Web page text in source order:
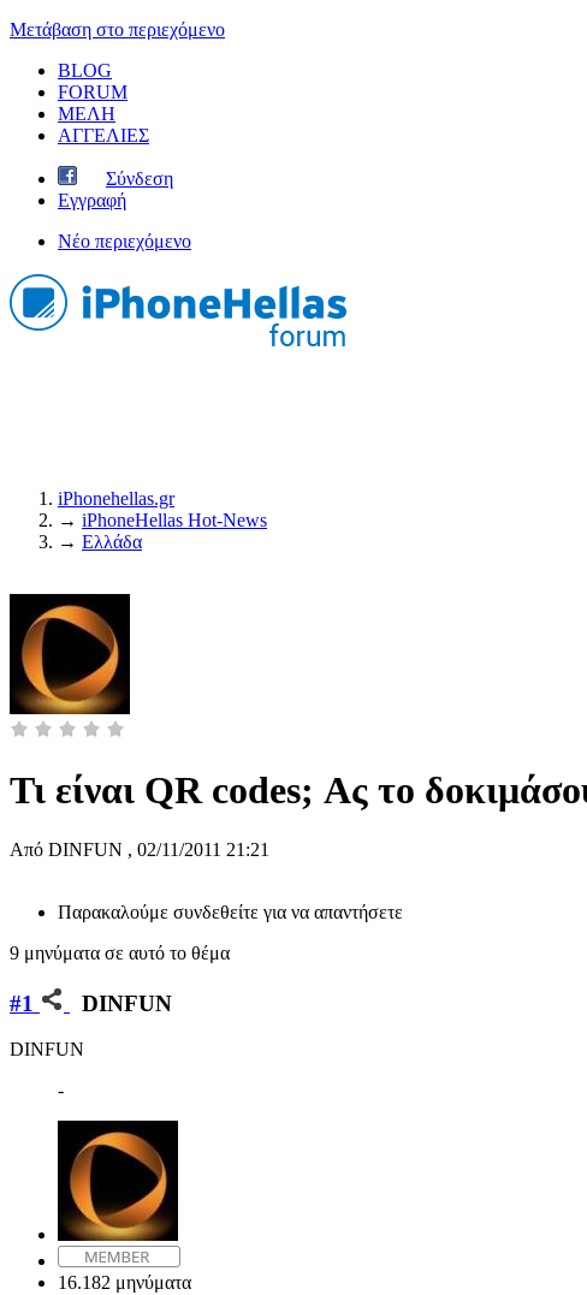
Μετάβαση στο περιεχόμενο
BLOG
FORUM
ΜΕΛΗ
ΑΓΓΕΛΙΕΣ
Σύνδεση
Εγγραφή
Νέο περιεχόμενο
iPhonehellas.gr
→ iPhoneHellas Ηot-News
→ Ελλάδα
Τι είναι QR codes; Ας το
Από DINFUN , 02/11/2011 21:21
Παρακαλούμε συνδεθείτε για να απαντήσετε
9 μηνύματα σε αυτό το θέμα
#1 DINFUN
DINFUN
-
16.182 μηνύματα